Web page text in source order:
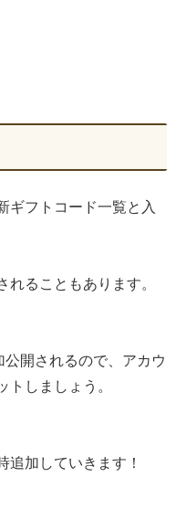
ギフトコード一覧と入
ることもあります。
公開されるので、アカウ
トしましょう。
追加していきます！